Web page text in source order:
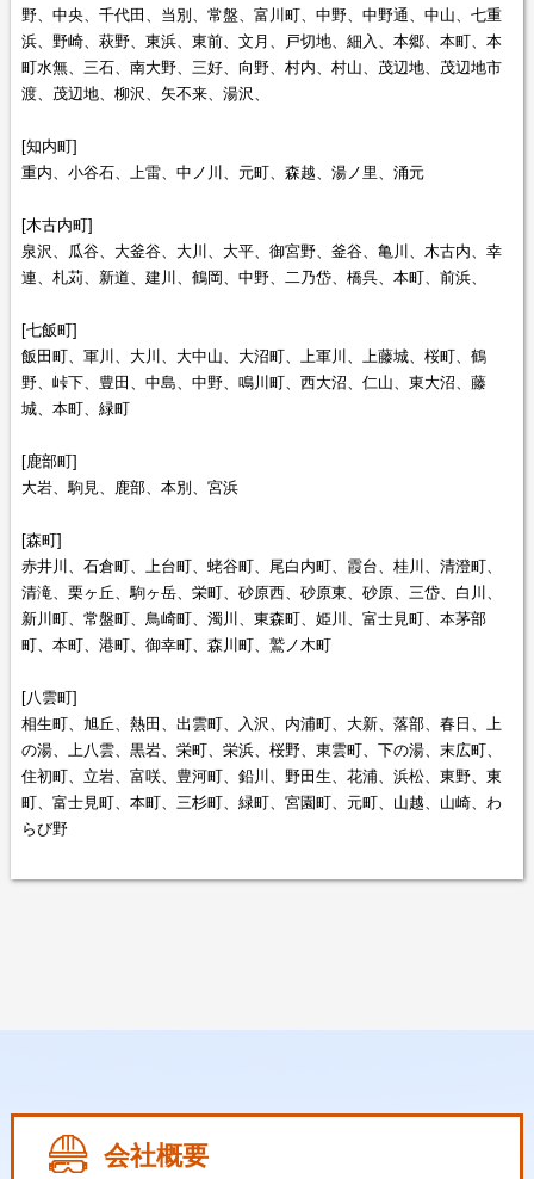
野、中央、千代田、当別、常盤、富川町、中野、中野通、中山、七重
浜、野崎、萩野、東浜、東前、文月、戸切地、細入、本郷、本町、本
町水無、三石、南大野、三好、向野、村内、村山、茂辺地、茂辺地市
渡、茂辺地、柳沢、矢不来、湯沢、
[知内町]
重内、小谷石、上雷、中ノ川、元町、森越、湯ノ里、涌元
[木古内町]
泉沢、瓜谷、大釜谷、大川、大平、御宮野、釜谷、亀川、木古内、幸
連、札苅、新道、建川、鶴岡、中野、二乃岱、橋呉、本町、前浜、
[七飯町]
飯田町、軍川、大川、大中山、大沼町、上軍川、上藤城、桜町、鶴
野、峠下、豊田、中島、中野、鳴川町、西大沼、仁山、東大沼、藤
城、本町、緑町
[鹿部町]
大岩、駒見、鹿部、本別、宮浜
[森町]
赤井川、石倉町、上台町、蛯谷町、尾白内町、霞台、桂川、清澄町、
清滝、栗ヶ丘、駒ヶ岳、栄町、砂原西、砂原東、砂原、三岱、白川、
新川町、常盤町、鳥崎町、濁川、東森町、姫川、富士見町、本茅部
町、本町、港町、御幸町、森川町、鷲ノ木町
[八雲町]
相生町、旭丘、熱田、出雲町、入沢、内浦町、大新、落部、春日、上
の湯、上八雲、黒岩、栄町、栄浜、桜野、東雲町、下の湯、末広町、
住初町、立岩、富咲、豊河町、鉛川、野田生、花浦、浜松、東野、東
町、富士見町、本町、三杉町、緑町、宮園町、元町、山越、山崎、わ
らび野
会社概要